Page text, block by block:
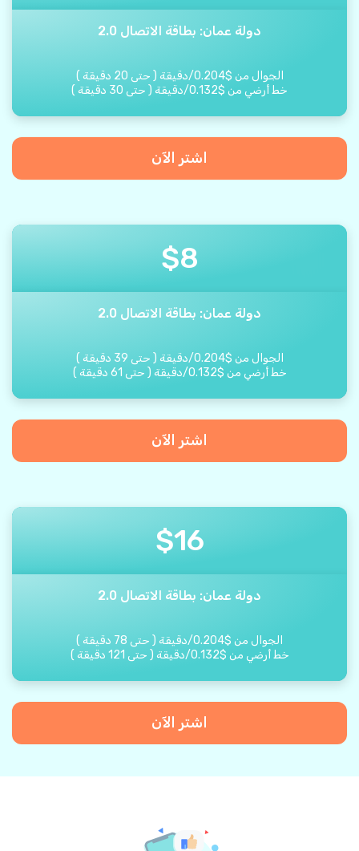
دولة عمان: بطاقة الاتصال 2.0
الجوال من $
0.204
/دقيقة ( حتى 20 دقيقة )
خط أرضي من $
0.132
/دقيقة ( حتى 30 دقيقة )
اشتر الآن
$8
دولة عمان: بطاقة الاتصال 2.0
الجوال من $
0.204
/دقيقة ( حتى 39 دقيقة )
خط أرضي من $
0.132
/دقيقة ( حتى 61 دقيقة )
اشتر الآن
$16
دولة عمان: بطاقة الاتصال 2.0
الجوال من $
0.204
/دقيقة ( حتى 78 دقيقة )
خط أرضي من $
0.132
/دقيقة ( حتى 121 دقيقة )
اشتر الآن